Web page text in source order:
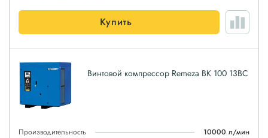
Купить
Винтовой компрессор Remeza ВК 100 13ВС
Производительность
10000 л/мин